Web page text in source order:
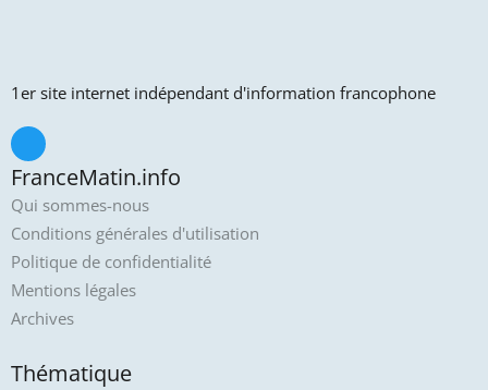
1er site internet indépendant d'information francophone
FranceMatin.info
Qui sommes-nous
Conditions générales d'utilisation
Politique de confidentialité
Mentions légales
Archives
Thématique